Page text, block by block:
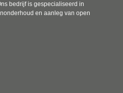
bedrijf is gespecialiseerd in
en aanleg van open